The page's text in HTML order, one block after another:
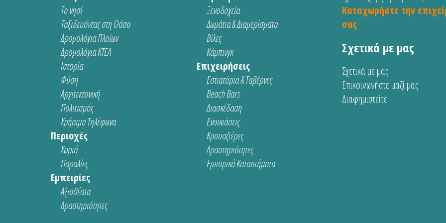
Το νησί
Ταξιδευόντας στη Θάσο
Δρομολόγια Πλοίων
Δρομολόγια ΚΤΕΛ
Ιστορία
Φύση
Αρχιτεκτονική
Πολιτισμός
Χρήσιμα Τηλέφωνα
Περιοχές
Χωριά
Παραλίες
Εμπειρίες
Αξιοθέατα
Δραστηριότητες
Ξενοδοχεία
Δωμάτια & Διαμερίσματα
Βίλες
Κάμπινγκ
Επιχειρήσεις
Εστιατόρια & Ταβέρνες
Beach Bars
Διασκέδαση
Ενοικιάσεις
Κρουαζιέρες
Δραστηριότητες
Εμπορικά Καταστήματα
Καταχωρήστε την
σας
Σχετικά με μας
Σχετικά με μας
Επικοινωνήστε μαζί μας
Διαφημιστείτε